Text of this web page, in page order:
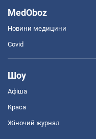
MedOboz
Новини медицини
Covid
Шоу
Афіша
Краса
Жіночий журнал